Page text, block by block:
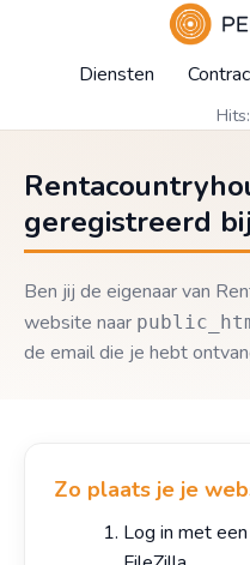
Diensten
geregistreerd
Ben jij de eigenaar van
website naar
de email die je hebt
Zo plaats je je
Log in met